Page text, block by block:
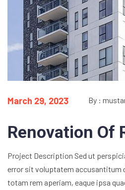
March 29, 2023 By :
Renovation Of
Project Description Sed ut
error sit voluptatem accusantitum
totam rem aperiam, eaque ipsa